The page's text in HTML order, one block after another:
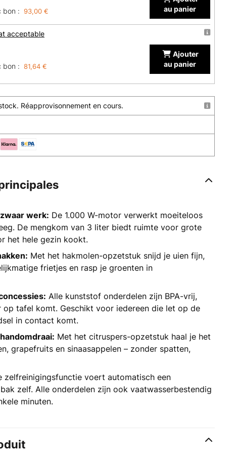
bon : 93,00 €
au panier
acceptable
bon : 81,64 €
Ajouter
au panier
Réapprovisonnement en cours.
werk: De 1.000 W-motor verwerkt moeiteloos
De mengkom van 3 liter biedt ruimte voor grote
het hele gezin kookt.
Met het hakmolen-opzetstuk snijd je uien fijn,
frietjes en rasp je groenten in
Alle kunststof onderdelen zijn BPA-vrij,
tafel komt. Geschikt voor iedereen die let op de
in contact komt.
Met het citruspers-opzetstuk haal je het
grapefruits en sinaasappelen – zonder spatten,
zelfreinigingsfunctie voert automatisch een
zelf. Alle onderdelen zijn ook vaatwasserbestendig
minuten.